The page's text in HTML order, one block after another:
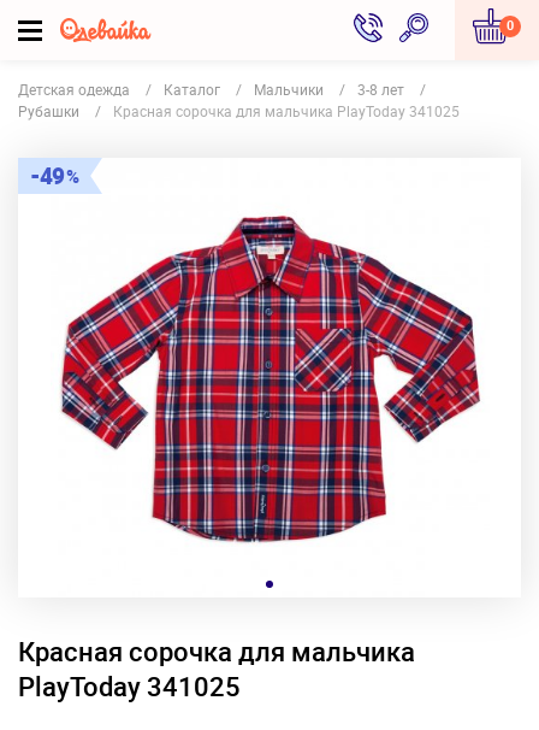
0
Детская одежда Каталог Мальчики
3-8 лет
Рубашки
Красная сорочка для мальчика PlayToday 341025
49
Красная сорочка для мальчика
PlayToday 341025